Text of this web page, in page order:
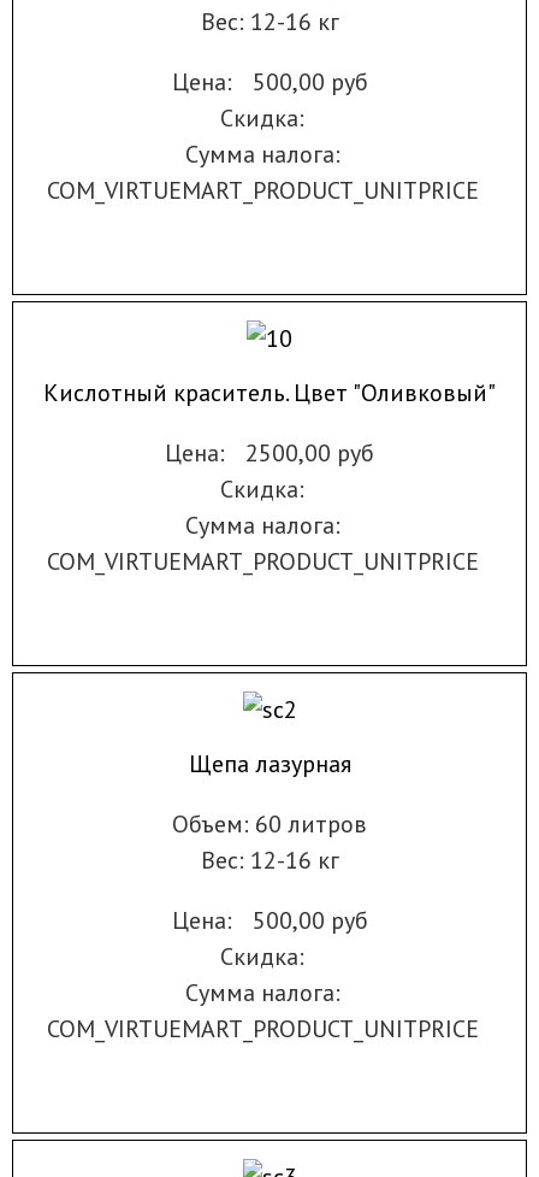
Вес: 12-16 кг
Цена:
500,00 руб
Скидка:
Сумма налога:
COM_VIRTUEMART_PRODUCT_UNITPRICE
Кислотный краситель. Цвет "Оливковый"
Цена:
2500,00 руб
Скидка:
Сумма налога:
COM_VIRTUEMART_PRODUCT_UNITPRICE
Щепа лазурная
Объем: 60 литров
Вес: 12-16 кг
Цена:
500,00 руб
Скидка:
Сумма налога:
COM_VIRTUEMART_PRODUCT_UNITPRICE